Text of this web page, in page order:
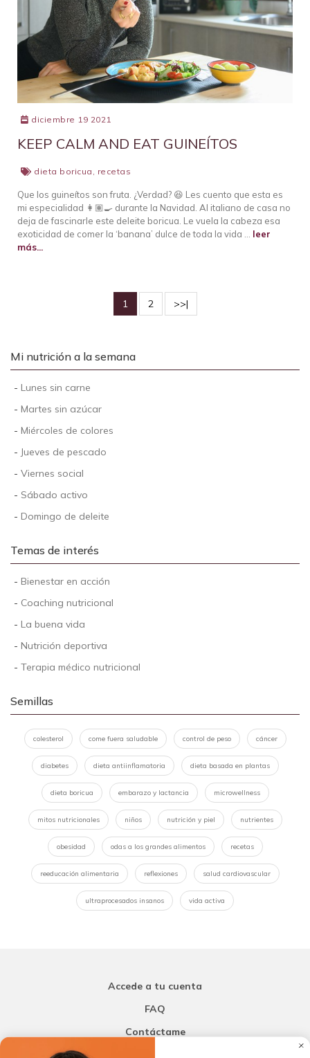
diciembre 19 2021
KEEP CALM AND EAT GUINEÍTOS
dieta boricua , recetas
Que los guineítos son fruta. ¿Verdad? 😆 Les cuento que esta es
mi especialidad 👩🏽‍🍳 durante la Navidad. Al italiano de casa no
deja de fascinarle este deleite boricua. Le vuela la cabeza esa
exoticidad de comer la ‘banana’ dulce de toda la vida … leer
más...
1 2 >>|
Mi nutrición a la semana
- Lunes sin carne
- Martes sin azúcar
- Miércoles de colores
- Jueves de pescado
- Viernes social
- Sábado activo
- Domingo de deleite
Temas de interés
- Bienestar en acción
- Coaching nutricional
- La buena vida
- Nutrición deportiva
- Terapia médico nutricional
Semillas
colesterol come fuera saludable control de peso cáncer
diabetes dieta antiinflamatoria dieta basada en plantas
dieta boricua embarazo y lactancia microwellness
mitos nutricionales niños nutrición y piel nutrientes
obesidad odas a los grandes alimentos recetas
reeducación alimentaria reflexiones salud cardiovascular
ultraprocesados insanos vida activa
Accede a tu cuenta
FAQ
Contáctame